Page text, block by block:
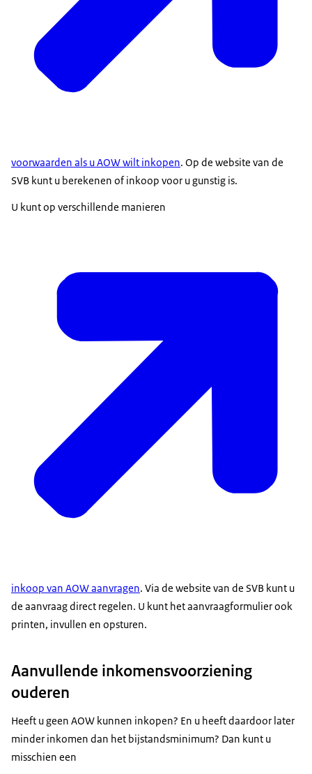
voorwaarden als u AOW wilt inkopen. Op de website van de
SVB kunt u berekenen of inkoop voor u gunstig is.
U kunt op verschillende manieren
inkoop van AOW aanvragen. Via de website van de SVB kunt u
de aanvraag direct regelen. U kunt het aanvraagformulier ook
printen, invullen en opsturen.
Aanvullende inkomensvoorziening
ouderen
Heeft u geen AOW kunnen inkopen? En u heeft daardoor later
minder inkomen dan het bijstandsminimum? Dan kunt u
misschien een